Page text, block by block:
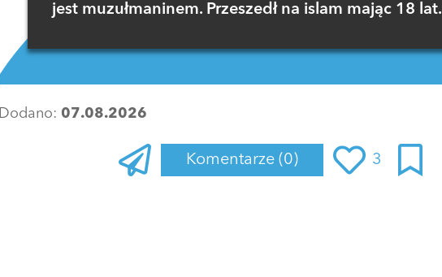
jest muzułmaninem. Przeszedł na islam mając 18 lat.
Dodano: 07.08.2026
Komentarze (0) 3